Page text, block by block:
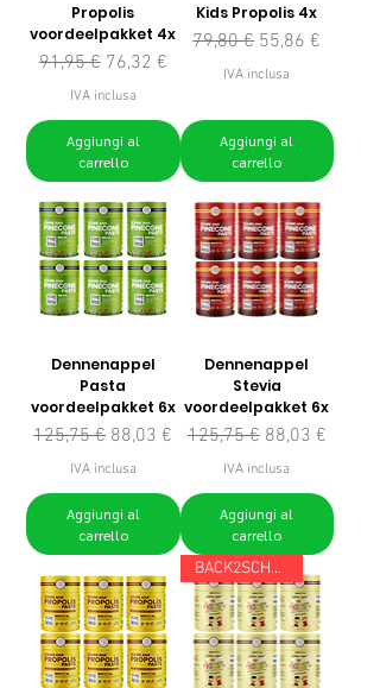
Propolis
voordeelpakket 4x
Prezzo regolare
91,95 € Prezzo scontato
76,32 €
IVA inclusa
Aggiungi al
carrello
Kids Propolis 4x
Prezzo regolare
79,80 € Prezzo scontato
55,86 €
IVA inclusa
Aggiungi al
carrello
Dennenappel
Pasta
voordeelpakket 6x
Prezzo regolare
125,75 € Prezzo scontato
88,03 €
IVA inclusa
Aggiungi al
carrello
Dennenappel
Stevia
voordeelpakket 6x
Prezzo regolare
125,75 € Prezzo scontato
88,03 €
IVA inclusa
Aggiungi al
carrello
BACK2SCHOOL